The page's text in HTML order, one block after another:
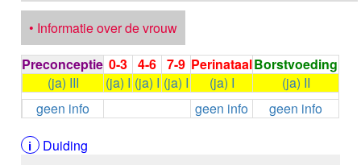
ALBIGLUTIDE
ALBUTREPENONACOG ALFA
Stollingsfactor IX; Factor IX
ALCOHOL
ETHANOL
ALECTINIB
ALENDRONAAT
• Informatie over de vrouw
Preconceptie 0-3 4-6 7-9 PerinataalBorstvoeding
(ja) III
(ja) I (ja) I (ja) I (ja) I
(ja) II
geen info
geen info
geen info
Duiding